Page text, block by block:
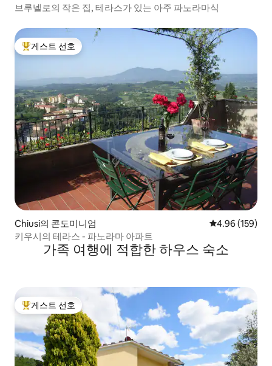
브루넬로의 작은 집, 테라스가 있는 아주 파노라마식
상위 게스트 선호
게스트 선호
Chiusi의 콘도미니엄 평점 4.96점(5
4.96 (159)
키우시의 테라스 - 파노라마 아파트
가족 여행에 적합한 하우스 숙소
상위 게스트 선호
게스트 선호